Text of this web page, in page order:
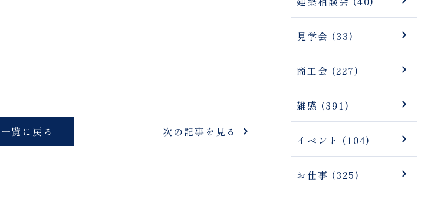
一覧に戻る 次の記事を見る
見学会 (33)
商工会 (227)
雑感 (391)
イベント (104)
お仕事 (325)